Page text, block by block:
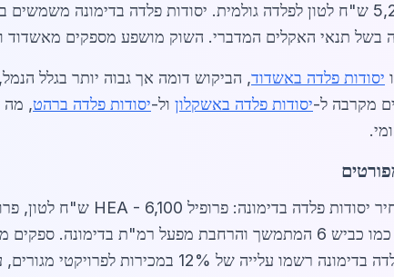
תחרותיים של 5,200 ש"ח לטון לפלדה גולמית. יסודות פלדה
תנאי האקלים המדברי. השוק מושפע מספקים מאשדוד ובאר שבע, שם
יסודות פלדה באשדוד, הביקוש דומה אך גבוה יותר בגלל
מקרבה ל-יסודות פלדה באשקלון ול-יסודות פלדה ברהט, מה
ספקים מקומיים מציעים